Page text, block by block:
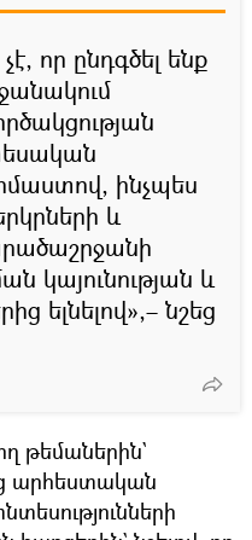
որ ընդգծել ենք
ինչպես
և
կայունության և
ելնելով»,– նշեց
թեմաներին`
արհեստական